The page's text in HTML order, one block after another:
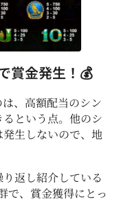
賞金発生！💰
、高額配当のシン
という点。他のシ
生しないので、地
返し紹介している
で、賞金獲得にとっ